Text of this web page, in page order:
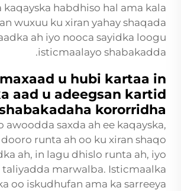
kaqayska habdhiso hal ama kala
wuxuu ku xiran yahay shaqada
ah iyo nooca sayidka loogu
isticmaalayo shabakadda.
u hubi kartaa in
aad u adeegsan kartid
kororridha?
awoodda saxda ah ee kaqayska,
runta ah oo ku xiran shaqo
ah, in lagu dhislo runta ah, iyo
taliyadda marwalba. Isticmaalka
oo iskudhufan ama ka sarreeya